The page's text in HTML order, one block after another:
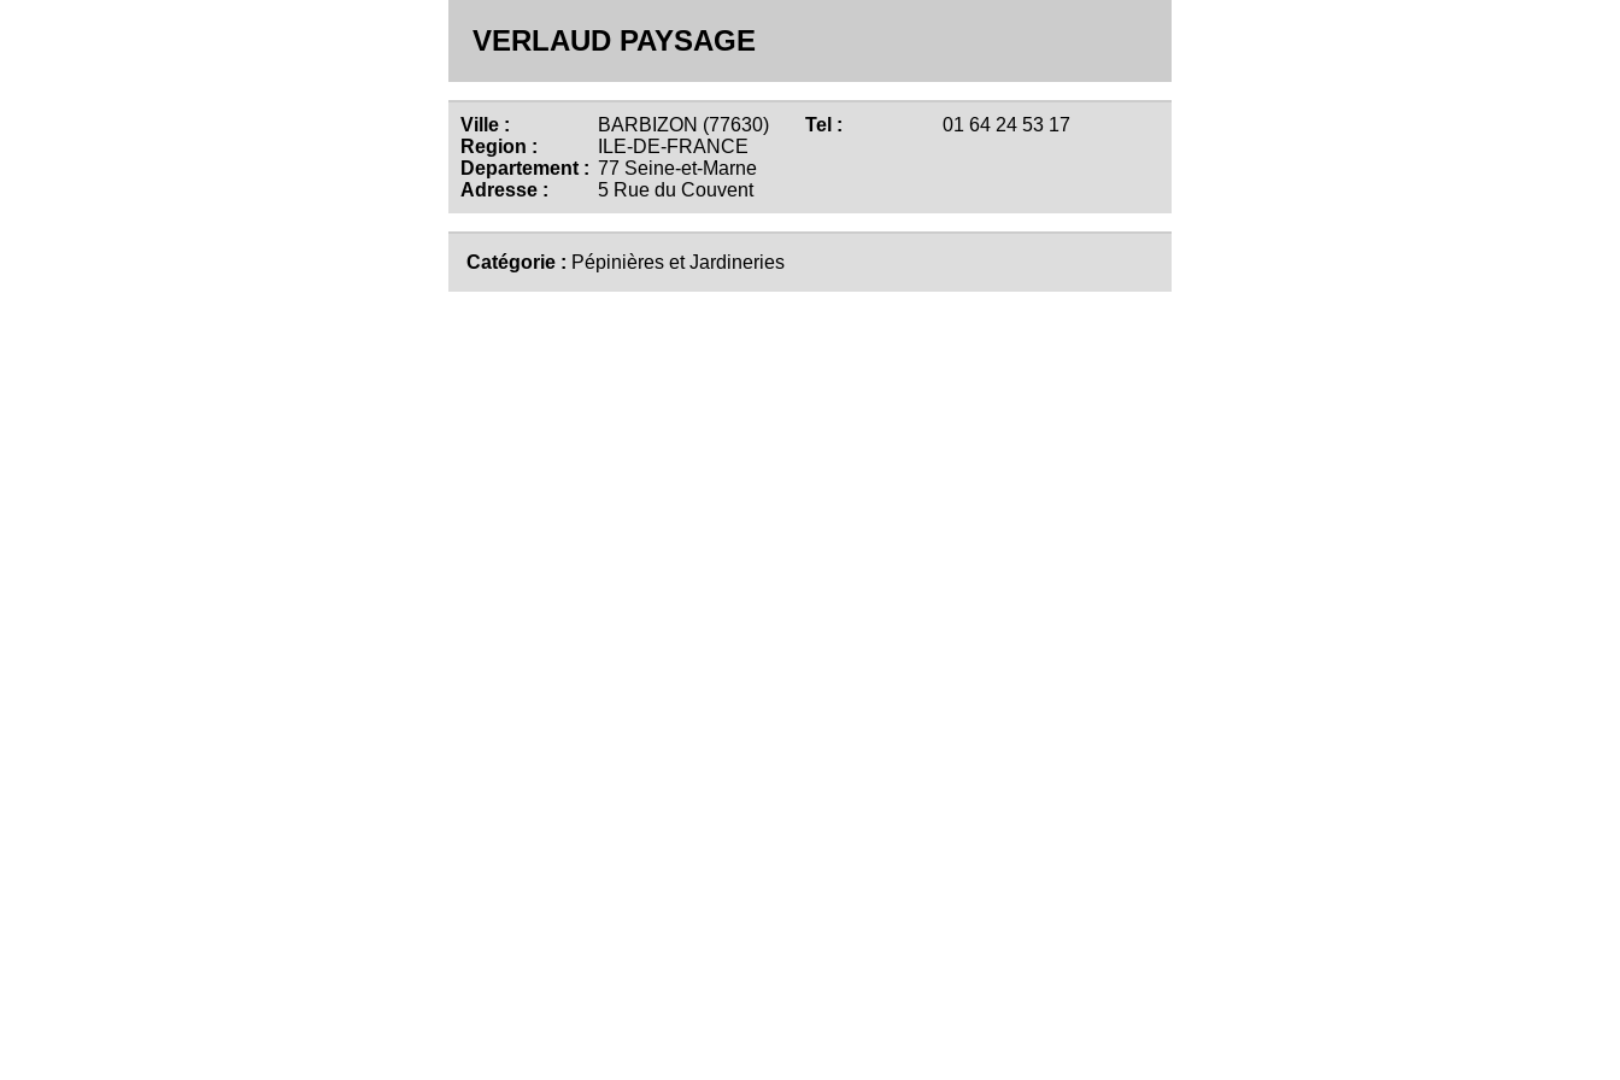
VERLAUD PAYSAGE
Ville :
BARBIZON (77630)
Region :
ILE-DE-FRANCE
Departement : 77 Seine-et-Marne
Adresse :
5 Rue du Couvent
Tel : 01 64 24 53 17
Catégorie : Pépinières et Jardineries